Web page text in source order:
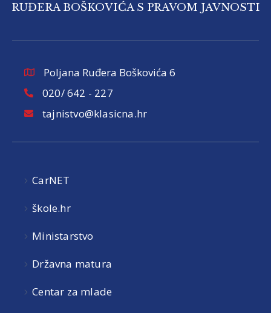
RUĐERA BOŠKOVIĆA S PRAVOM JAVNOSTI
Poljana Ruđera Boškovića 6
020/ 642 - 227
tajnistvo@klasicna.hr
CarNET
škole.hr
Ministarstvo
Državna matura
Centar za mlade